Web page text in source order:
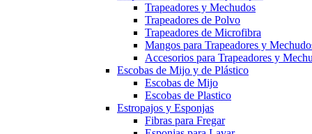
Trapeadores y Mechudos
Trapeadores de Polvo
Trapeadores de Microfibra
Mangos para Trapeadores y
Accesorios para Trapeadores y
Escobas de Mijo y de Plástico
Escobas de Mijo
Escobas de Plastico
Estropajos y Esponjas
Fibras para Fregar